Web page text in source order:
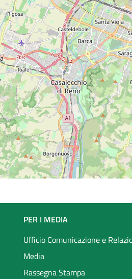
PER I MEDIA
Ufficio Comunicazione e
Media
Rassegna Stampa